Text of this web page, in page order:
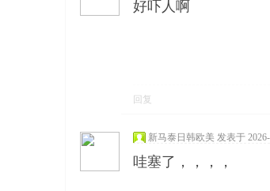
好吓人啊
回复
新马泰日韩欧美 发表于
哇塞了，，，，